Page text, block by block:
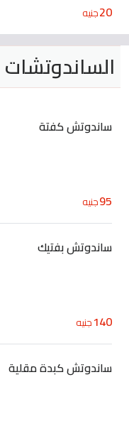
20جنيه
الساندوتشات
ساندوتش كفتة
95جنيه
ساندوتش بفتيك
140جنيه
ساندوتش كبدة مقلية